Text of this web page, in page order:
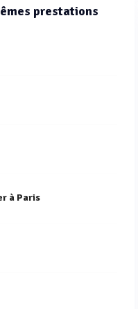
prestations
à Paris